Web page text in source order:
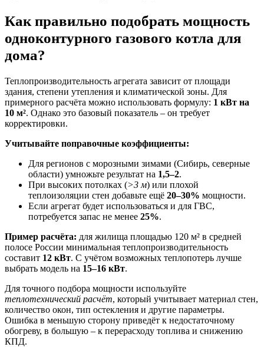
Как правильно подобрать мощность
одноконтурного газового котла для
дома?
Теплопроизводительность агрегата зависит от площади
здания, степени утепления и климатической зоны. Для
примерного расчёта можно использовать формулу: 1 кВт на
10 м². Однако это базовый показатель – он требует
корректировки.
Учитывайте поправочные коэффициенты:
Для регионов с морозными зимами (Сибирь, северные
области) умножьте результат на 1,5–2.
При высоких потолках (>3 м) или плохой
теплоизоляции стен добавьте ещё 20–30% мощности.
Если агрегат будет использоваться и для ГВС,
потребуется запас не менее 25%.
Пример расчёта: для жилища площадью 120 м² в средней
полосе России минимальная теплопроизводительность
составит 12 кВт. С учётом возможных теплопотерь лучше
выбрать модель на 15–16 кВт.
Для точного подбора мощности используйте
теплотехнический расчёт, который учитывает материал стен,
количество окон, тип остекления и другие параметры.
Ошибка в меньшую сторону приведёт к недостаточному
обогреву, в большую – к перерасходу топлива и снижению
КПД.